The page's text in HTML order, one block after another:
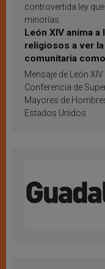
controvertida ley
minorías.
León XIV anima a
religiosos a ver
comunitaria
inspiración y
Mensaje de León XIV
Conferencia de
Mayores de
Estados Unidos